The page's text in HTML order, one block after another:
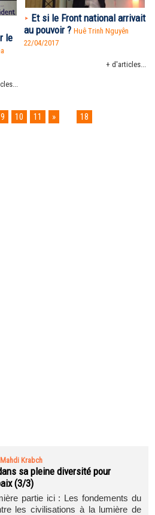
le
Et si le Front national arrivait
au pouvoir ? Huê Trinh Nguyên
22/04/2017
+ d'articles...
9 10 11 » 18
Krabch
sa pleine diversité pour
(3/3)
partie ici : Les fondements du
les civilisations à la lumière de